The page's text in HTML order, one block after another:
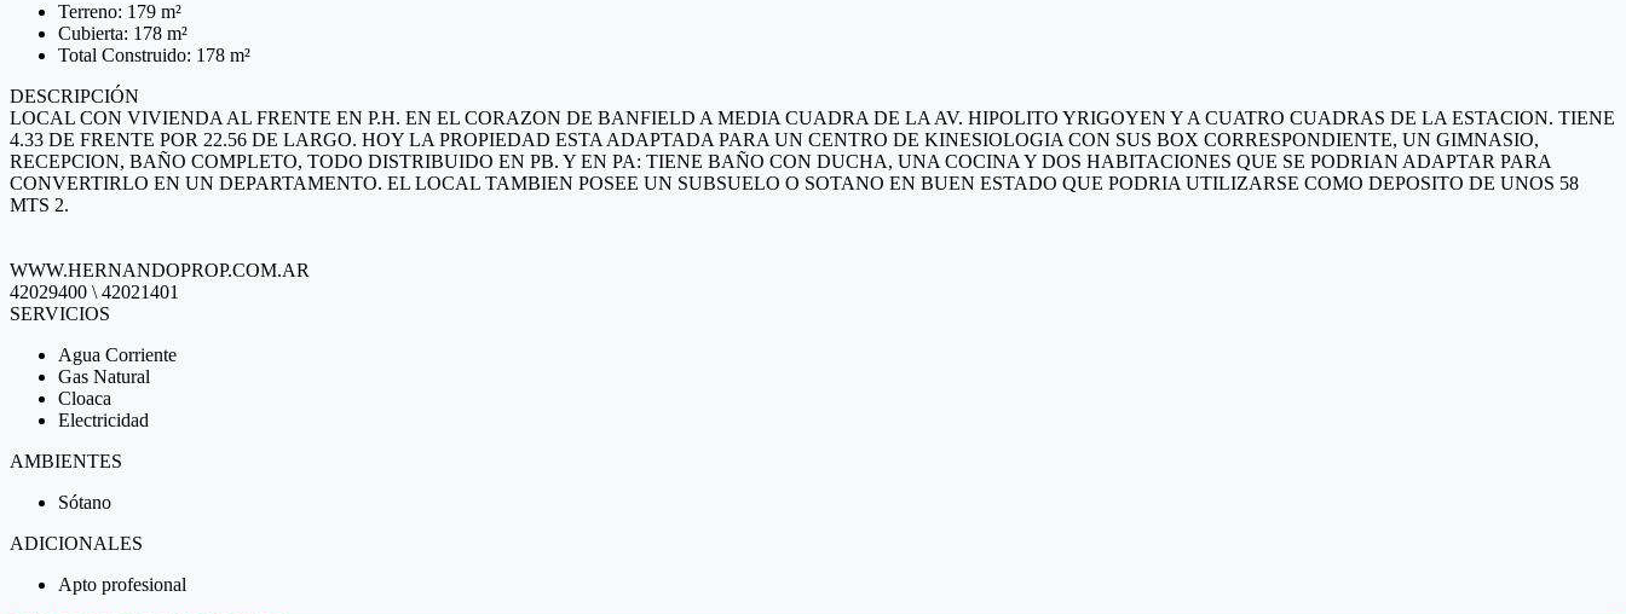
Terreno: 179 m²
Cubierta: 178 m²
Total Construido: 178 m²
DESCRIPCIÓN
LOCAL CON VIVIENDA AL FRENTE EN P.H. EN EL CORAZON DE BANFIELD A MEDIA CUADRA DE LA AV. HIPOLITO YRIGOYEN Y A CUATRO CUADRAS DE LA ESTACION. TIENE
4.33 DE FRENTE POR 22.56 DE LARGO. HOY LA PROPIEDAD ESTA ADAPTADA PARA UN CENTRO DE KINESIOLOGIA CON SUS BOX CORRESPONDIENTE, UN GIMNASIO,
RECEPCION, BAÑO COMPLETO, TODO DISTRIBUIDO EN PB. Y EN PA: TIENE BAÑO CON DUCHA, UNA COCINA Y DOS HABITACIONES QUE SE PODRIAN ADAPTAR PARA
CONVERTIRLO EN UN DEPARTAMENTO. EL LOCAL TAMBIEN POSEE UN SUBSUELO O SOTANO EN BUEN ESTADO QUE PODRIA UTILIZARSE COMO DEPOSITO DE UNOS 58
MTS 2.
WWW.HERNANDOPROP.COM.AR
42029400 \ 42021401
SERVICIOS
Agua Corriente
Gas Natural
Cloaca
Electricidad
AMBIENTES
Sótano
ADICIONALES
Apto profesional